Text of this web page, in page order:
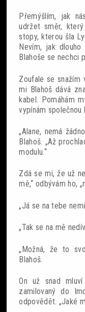
Přemýšlím, jak
udržet směr,
stopy, kterou šla
Nevím, jak
Blahoše se nechci
Zoufale se snažím
mi Blahoš dává
kabel. Pomáhám
vypínám společnou
„Alane, nemá
Blahoš. „Až
modulu.“
Zdá se mi, že už
mě,“ odbývám ho,
„Já se na tebe
„Tak se na mě
„Možná, že to
Blahoš.
On už snad
zamilovaný do
odpovědět. „Jaké